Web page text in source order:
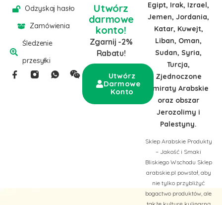
Odzyskaj hasło
Zamówienia
Śledzenie
przesyłki
Egipt, Irak, Izrael,
Jemen, Jordania,
Katar, Kuwejt,
Liban, Oman,
Sudan, Syria,
Turcja,
Zjednoczone
Emiraty Arabskie
oraz obszar
Jerozolimy i
Palestyny.
Sklep Arabskie Produkty
– Jakość i Smaki
Bliskiego Wschodu Sklep
arabskie.pl powstał, aby
nie tylko przybliżyć
bogactwo produktów, ale
Utwórz
darmowe
konto!
Zgarnij -2%
Rabatu!
Utwórz
Darmowe
Konto